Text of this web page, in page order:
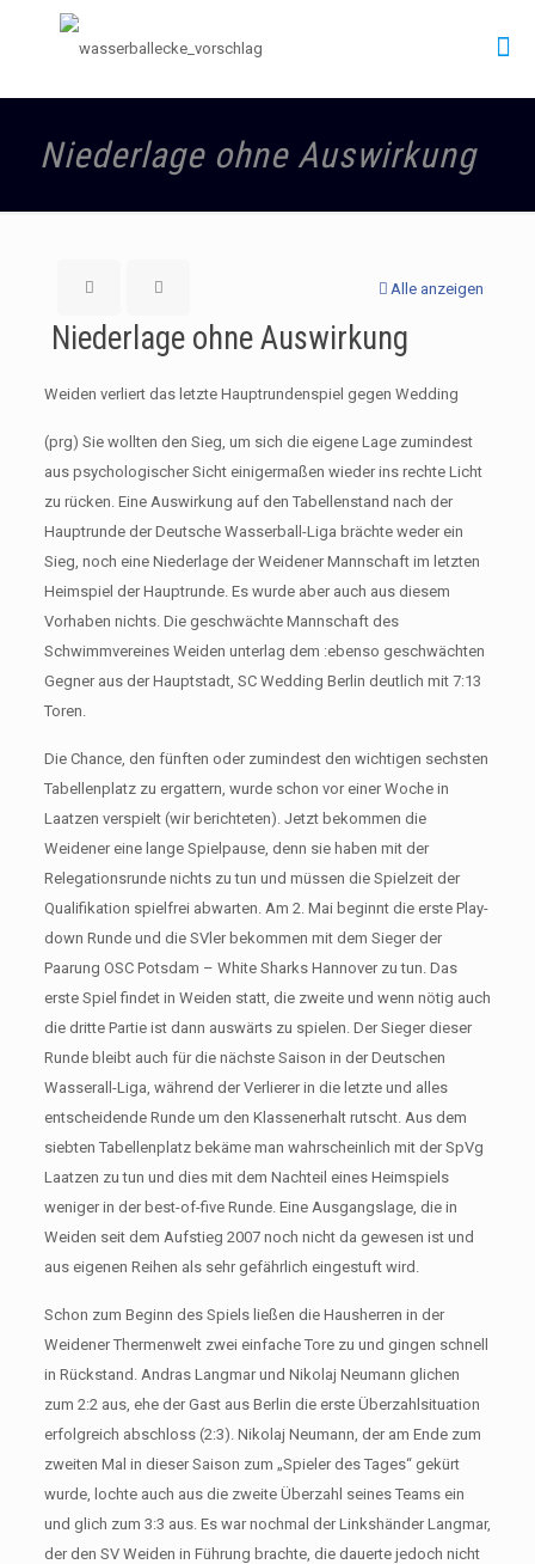
Niederlage ohne Auswirkung
Alle anzeigen
Niederlage ohne Auswirkung
Weiden verliert das letzte Hauptrundenspiel gegen Wedding
(prg) Sie wollten den Sieg, um sich die eigene Lage zumindest
aus psychologischer Sicht einigermaßen wieder ins rechte Licht
zu rücken. Eine Auswirkung auf den Tabellenstand nach der
Hauptrunde der Deutsche Wasserball-Liga brächte weder ein
Sieg, noch eine Niederlage der Weidener Mannschaft im letzten
Heimspiel der Hauptrunde. Es wurde aber auch aus diesem
Vorhaben nichts. Die geschwächte Mannschaft des
Schwimmvereines Weiden unterlag dem :ebenso geschwächten
Gegner aus der Hauptstadt, SC Wedding Berlin deutlich mit 7:13
Toren.
Die Chance, den fünften oder zumindest den wichtigen sechsten
Tabellenplatz zu ergattern, wurde schon vor einer Woche in
Laatzen verspielt (wir berichteten). Jetzt bekommen die
Weidener eine lange Spielpause, denn sie haben mit der
Relegationsrunde nichts zu tun und müssen die Spielzeit der
Qualifikation spielfrei abwarten. Am 2. Mai beginnt die erste Play-
down Runde und die SVler bekommen mit dem Sieger der
Paarung OSC Potsdam – White Sharks Hannover zu tun. Das
erste Spiel findet in Weiden statt, die zweite und wenn nötig auch
die dritte Partie ist dann auswärts zu spielen. Der Sieger dieser
Runde bleibt auch für die nächste Saison in der Deutschen
Wasserall-Liga, während der Verlierer in die letzte und alles
entscheidende Runde um den Klassenerhalt rutscht. Aus dem
siebten Tabellenplatz bekäme man wahrscheinlich mit der SpVg
Laatzen zu tun und dies mit dem Nachteil eines Heimspiels
weniger in der best-of-five Runde. Eine Ausgangslage, die in
Weiden seit dem Aufstieg 2007 noch nicht da gewesen ist und
aus eigenen Reihen als sehr gefährlich eingestuft wird.
Schon zum Beginn des Spiels ließen die Hausherren in der
Weidener Thermenwelt zwei einfache Tore zu und gingen schnell
in Rückstand. Andras Langmar und Nikolaj Neumann glichen
zum 2:2 aus, ehe der Gast aus Berlin die erste Überzahlsituation
erfolgreich abschloss (2:3). Nikolaj Neumann, der am Ende zum
zweiten Mal in dieser Saison zum „Spieler des Tages“ gekürt
wurde, lochte auch aus die zweite Überzahl seines Teams ein
und glich zum 3:3 aus. Es war nochmal der Linkshänder Langmar,
der den SV Weiden in Führung brachte, die dauerte jedoch nicht